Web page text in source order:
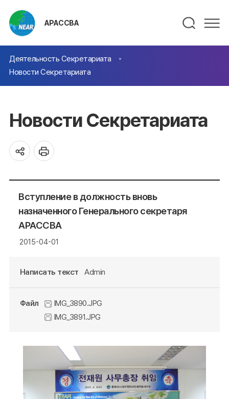
АРАССВА
Деятельность Секретариата
Новости Секретариата
Новости Секретариата
Вступление в должность вновь
назначенного Генерального секретаря
АРАССВА
2015-04-01
Написать текст Admin
Файл
IMG_3890.JPG
IMG_3891.JPG